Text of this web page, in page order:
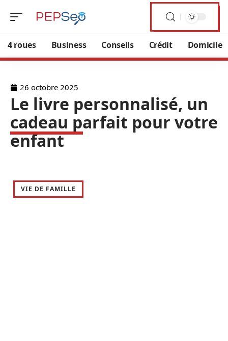
4 roues Business Conseils Crédit Domicile
26 octobre 2025
Le livre personnalisé, un
cadeau parfait pour votre
enfant
VIE DE FAMILLE